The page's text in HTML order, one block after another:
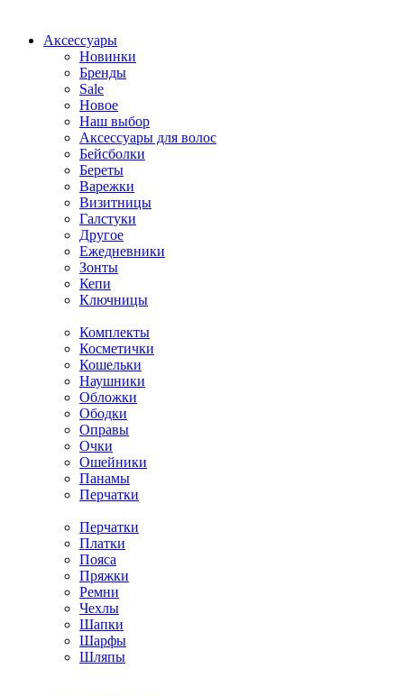
Аксессуары
Новинки
Бренды
Sale
Новое
Наш выбор
Аксессуары для волос
Бейсболки
Береты
Варежки
Визитницы
Галстуки
Другое
Ежедневники
Зонты
Кепи
Ключницы
Комплекты
Косметички
Кошельки
Наушники
Обложки
Ободки
Оправы
Очки
Ошейники
Панамы
Перчатки
Перчатки
Платки
Пояса
Пряжки
Ремни
Чехлы
Шапки
Шарфы
Шляпы